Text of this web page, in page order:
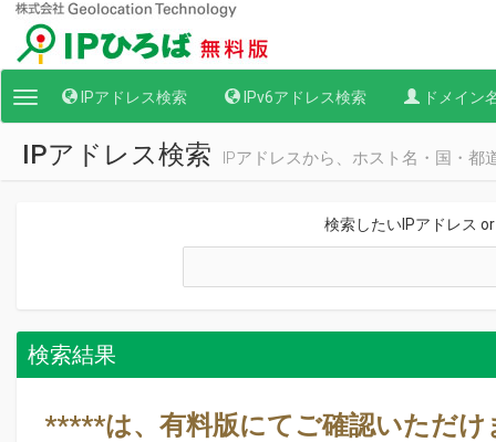
Toggle
navigation
IPアドレス検索 IPv6アドレス検索 ドメイン
IPアドレス検索 IPアドレスから、ホスト名・国・都
検索したいIPアドレス
検索結果
*****は、有料版にてご確認いただ